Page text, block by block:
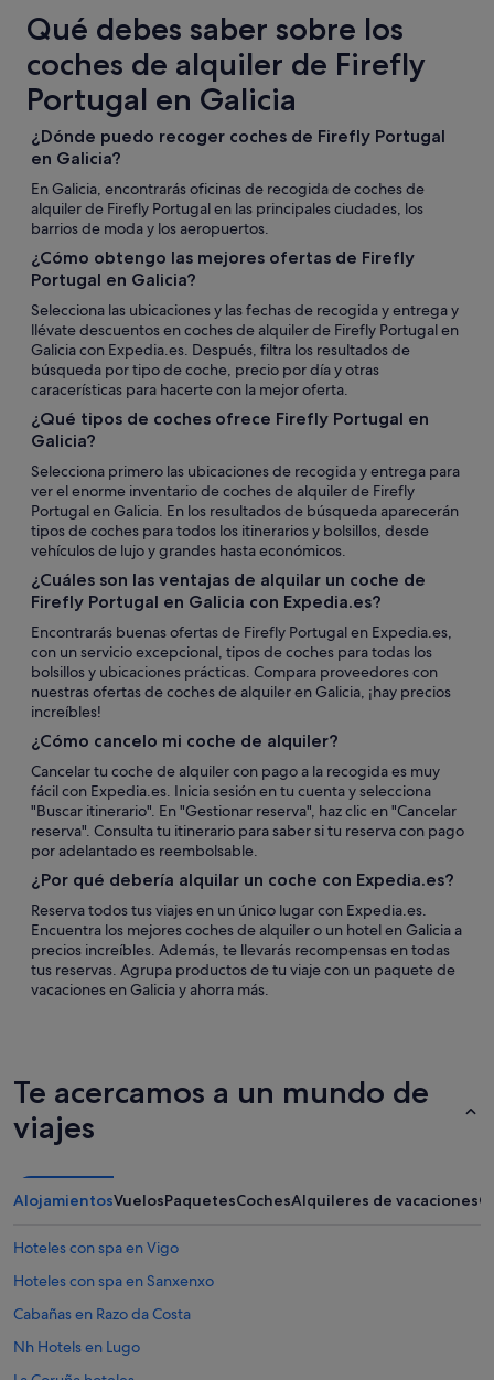
Qué debes saber sobre los
coches de alquiler de Firefly
Portugal en Galicia
¿Dónde puedo recoger coches de Firefly Portugal
en Galicia?
En Galicia, encontrarás oficinas de recogida de coches de
alquiler de Firefly Portugal en las principales ciudades, los
barrios de moda y los aeropuertos.
¿Cómo obtengo las mejores ofertas de Firefly
Portugal en Galicia?
Selecciona las ubicaciones y las fechas de recogida y entrega y
llévate descuentos en coches de alquiler de Firefly Portugal en
Galicia con Expedia.es. Después, filtra los resultados de
búsqueda por tipo de coche, precio por día y otras
caracerísticas para hacerte con la mejor oferta.
¿Qué tipos de coches ofrece Firefly Portugal en
Galicia?
Selecciona primero las ubicaciones de recogida y entrega para
ver el enorme inventario de coches de alquiler de Firefly
Portugal en Galicia. En los resultados de búsqueda aparecerán
tipos de coches para todos los itinerarios y bolsillos, desde
vehículos de lujo y grandes hasta económicos.
¿Cuáles son las ventajas de alquilar un coche de
Firefly Portugal en Galicia con Expedia.es?
Encontrarás buenas ofertas de Firefly Portugal en Expedia.es,
con un servicio excepcional, tipos de coches para todas los
bolsillos y ubicaciones prácticas. Compara proveedores con
nuestras ofertas de coches de alquiler en Galicia, ¡hay precios
increíbles!
¿Cómo cancelo mi coche de alquiler?
Cancelar tu coche de alquiler con pago a la recogida es muy
fácil con Expedia.es. Inicia sesión en tu cuenta y selecciona
"Buscar itinerario". En "Gestionar reserva", haz clic en "Cancelar
reserva". Consulta tu itinerario para saber si tu reserva con pago
por adelantado es reembolsable.
¿Por qué debería alquilar un coche con Expedia.es?
Reserva todos tus viajes en un único lugar con Expedia.es.
Encuentra los mejores coches de alquiler o un hotel en Galicia a
precios increíbles. Además, te llevarás recompensas en todas
tus reservas. Agrupa productos de tu viaje con un paquete de
vacaciones en Galicia y ahorra más.
Te acercamos a un mundo de
viajes
AlojamientosVuelosPaquetesCochesAlquileres de vacaciones
Hoteles con spa en Vigo
Hoteles con spa en Sanxenxo
Cabañas en Razo da Costa
Nh Hotels en Lugo